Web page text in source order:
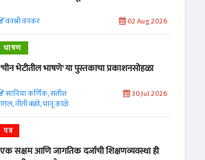
वनश्री वनकर 02 Aug 2026
भाषण
'चीन भेटीतील भाषणे' या पुस्तकाचा प्रकाशनसोहळा
सानिया कर्णिक, सतीश
नीती बडवे, भानू काळे
30 Jul 2026
पत्र
एक सक्षम आणि जागतिक दर्जाची शिक्षणव्यवस्था ही